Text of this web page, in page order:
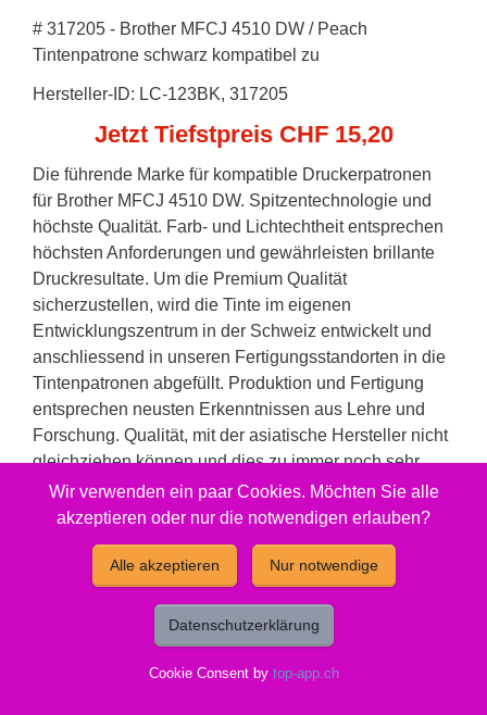
# 317205 - Brother MFCJ 4510 DW / Peach
Tintenpatrone schwarz kompatibel zu
Hersteller-ID: LC-123BK, 317205
Jetzt Tiefstpreis CHF 15,20
Die führende Marke für kompatible Druckerpatronen
für Brother MFCJ 4510 DW. Spitzentechnologie und
höchste Qualität. Farb- und Lichtechtheit entsprechen
höchsten Anforderungen und gewährleisten brillante
Druckresultate. Um die Premium Qualität
sicherzustellen, wird die Tinte im eigenen
Entwicklungszentrum in der Schweiz entwickelt und
anschliessend in unseren Fertigungsstandorten in die
Tintenpatronen abgefüllt. Produktion und Fertigung
entsprechen neusten Erkenntnissen aus Lehre und
Forschung. Qualität, mit der asiatische Hersteller nicht
gleichziehen können und dies zu immer noch sehr
attraktiven Preisen. Eine echte Alternative zu teuren
Original Produkten oder Billigsttinten.
Füllmenge: 19 ml. Reicht für: 820 Seiten.
Gut zu wissen
Wir verwenden ein paar Cookies. Möchten Sie alle
akzeptieren oder nur die notwendigen erlauben?
Alle akzeptieren Nur notwendige
Datenschutzerklärung
Cookie Consent by top-app.ch